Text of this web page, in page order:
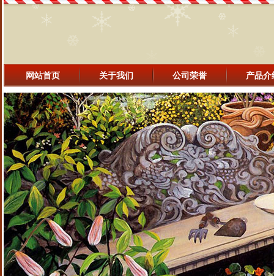
网站首页 关于我们 公司荣誉 产品介